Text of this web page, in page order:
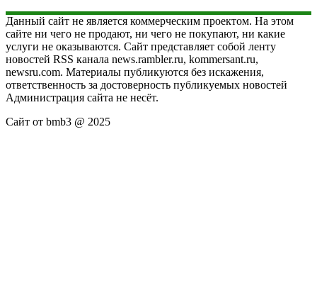
Данный сайт не является коммерческим проектом. На этом
сайте ни чего не продают, ни чего не покупают, ни какие
услуги не оказываются. Сайт представляет собой ленту
новостей RSS канала news.rambler.ru, kommersant.ru,
newsru.com. Материалы публикуются без искажения,
ответственность за достоверность публикуемых новостей
Администрация сайта не несёт.
Сайт от bmb3 @ 2025